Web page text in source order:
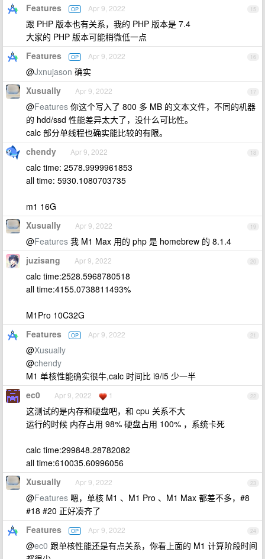
15
Features OP Apr 9, 2022
跟 PHP 版本也有关系，我的 PHP 版本是 7.4
大家的 PHP 版本可能稍微低一点
16
Features OP Apr 9, 2022
@Jxnujason 确实
17
Xusually Apr 9, 2022
@Features 你这个写入了 800 多 MB 的文本文件，不同的机器
的 hdd/ssd 性能差异太大了，没什么可比性。
calc 部分单线程也确实能比较的有限。
18
chendy Apr 9, 2022
calc time: 2578.9999961853
all time: 5930.1080703735
m1 16G
19
Xusually Apr 9, 2022
@Features 我 M1 Max 用的 php 是 homebrew 的 8.1.4
20
juzisang Apr 9, 2022
calc time:2528.5968780518
all time:4155.0738811493%
M1Pro 10C32G
21
Features OP Apr 9, 2022
@Xusually
@chendy
M1 单核性能确实很牛,calc 时间比 i9/i5 少一半
22
ec0 Apr 9, 2022 1
这测试的是内存和硬盘吧，和 cpu 关系不大
运行的时候 内存占用 98% 硬盘占用 100% ，系统卡死
calc time:299848.28782082
all time:610035.60996056
23
Xusually Apr 9, 2022
@Features 嗯，单核 M1 、M1 Pro 、M1 Max 都差不多，#8
#18 #20 正好凑齐了
24
Features OP Apr 9, 2022
@ec0 跟单核性能还是有点关系，你看上面的 M1 计算阶段时间